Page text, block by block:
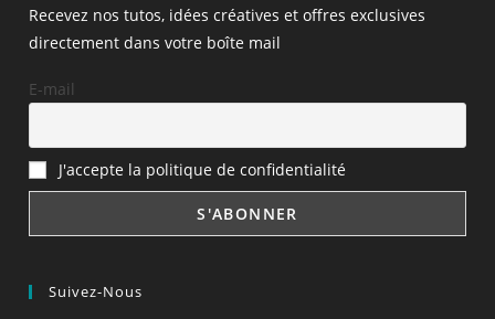
Recevez nos tutos, idées créatives et offres exclusives
directement dans votre boîte mail
E-mail
J'accepte la politique de confidentialité
Suivez-Nous